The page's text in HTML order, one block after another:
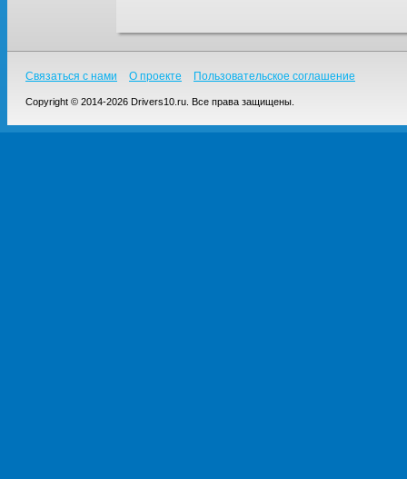
Связаться с нами О проекте Пользовательское соглашение
Copyright © 2014-2026 Drivers10.ru. Все права защищены.